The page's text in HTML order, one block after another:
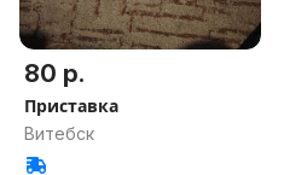
80 р.
Приставка
Витебск